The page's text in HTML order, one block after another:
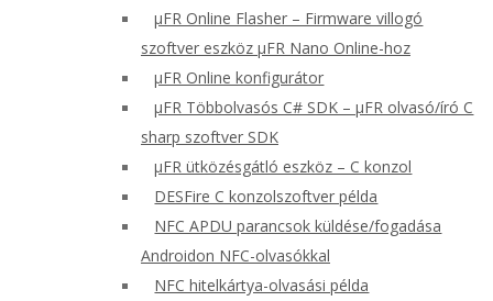
μFR Online Flasher – Firmware villogó
szoftver eszköz μFR Nano Online-hoz
μFR Online konfigurátor
μFR Többolvasós C# SDK – μFR olvasó/író C
sharp szoftver SDK
μFR ütközésgátló eszköz – C konzol
DESFire C konzolszoftver példa
NFC APDU parancsok küldése/fogadása
Androidon NFC-olvasókkal
NFC hitelkártya-olvasási példa